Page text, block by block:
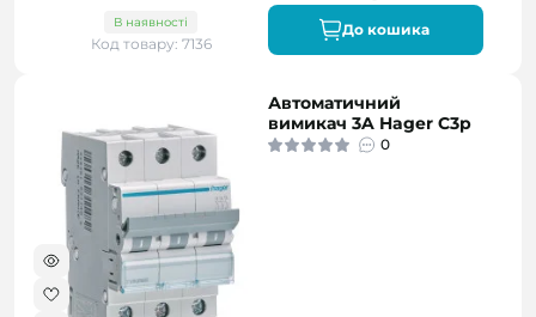
В наявності
Код товару: 7136
До кошика
Автоматичний
вимикач 3A Hager C3p
0